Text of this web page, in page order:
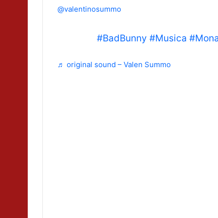
@valentinosummo
#BadBunny #Musica
♬ original sound – Valen Summo